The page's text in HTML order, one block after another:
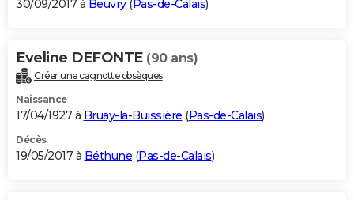
30/09/2017 à Beuvry(Pas-de-Calais)
Eveline DEFONTE (90 ans)
Créer une cagnotte obsèques
Naissance
17/04/1927 à Bruay-la-Buissière (Pas-de-Calais)
Décès
19/05/2017 à Béthune (Pas-de-Calais)